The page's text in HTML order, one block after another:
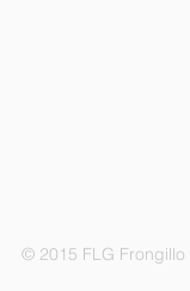
© 2015 FLG